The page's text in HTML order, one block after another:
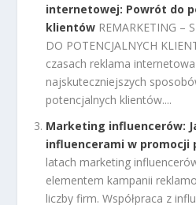
internetowej: Powrót do
klientów REMARKETING –
DO POTENCJALNYCH
czasach reklama
najskuteczniejszych
potencjalnych klientów....
Marketing influencerów:
influencerami w promocji
latach marketing
elementem kampanii
liczby firm. Współpraca z